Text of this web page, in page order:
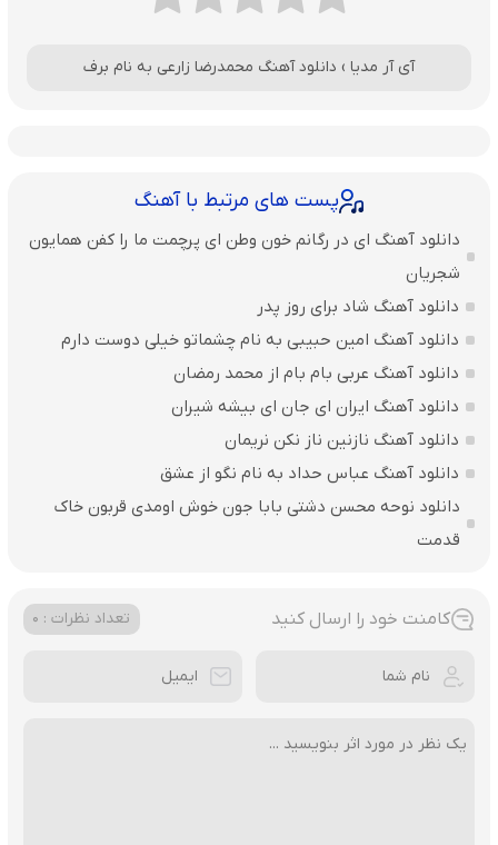
آی آر مدیا › دانلود آهنگ محمدرضا زارعی به نام برف
پست های مرتبط با آهنگ
دانلود آهنگ ای در رگانم خون وطن ای پرچمت ما را کفن همایون
شجریان
دانلود آهنگ شاد برای روز پدر
دانلود آهنگ امین حبیبی به نام چشماتو خیلی دوست دارم
دانلود آهنگ عربی بام بام از محمد رمضان
دانلود آهنگ ایران ای جان ای بیشه شیران
دانلود آهنگ نازنین ناز نکن نریمان
دانلود آهنگ عباس حداد به نام نگو از عشق
دانلود نوحه محسن دشتی بابا جون خوش اومدی قربون خاک
قدمت
کامنت خود را ارسال کنید تعداد نظرات : 0